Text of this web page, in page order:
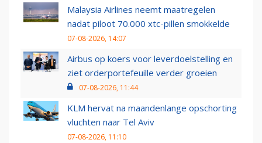
Malaysia Airlines neemt maatregelen
nadat piloot 70.000 xtc-pillen smokkelde
07-08-2026, 14:07
Airbus op koers voor leverdoelstelling en
ziet orderportefeuille verder groeien
07-08-2026, 11:44
KLM hervat na maandenlange opschorting
vluchten naar Tel Aviv
07-08-2026, 11:10